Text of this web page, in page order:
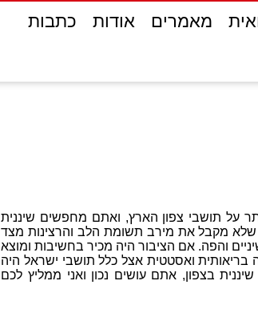
מאמרים אודות
כתבות
על תושבי צפון הארץ, ואתם מחפשים שיננית
שלא מקבל את מירב תשומת הלב והרצינות מצד
והפה. אם הציבור היה מכיר בחשיבות ומוצא
בריאותית ואסטטית אצל כלל תושבי ישראל היה
בצפון, אתם עושים נכון ואני ממליץ לכם